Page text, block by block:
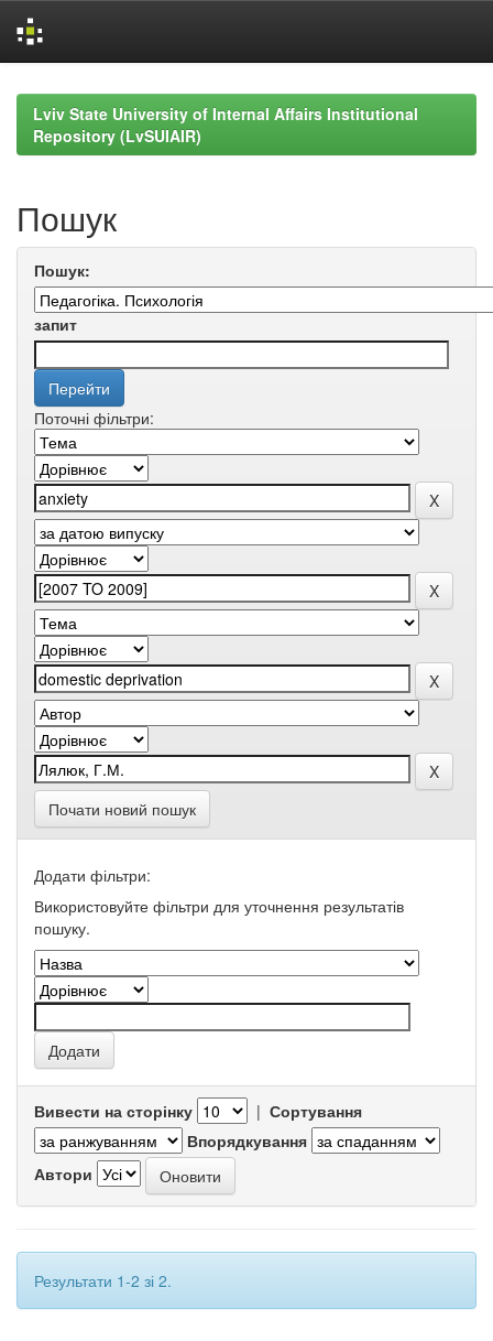
navigationLviv State University of Internal Affairs Institutional
Repository (LvSUIAIR)
Пошук
Пошук:
запит
Поточні фільтри:
Почати новий пошук
Додати фільтри:
Використовуйте фільтри для уточнення результатів
пошуку.
Вивести на сторінку | Сортування
Впорядкування
Автори
Результати 1-2 зі 2.